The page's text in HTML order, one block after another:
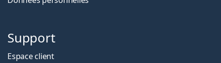
Support
Espace client